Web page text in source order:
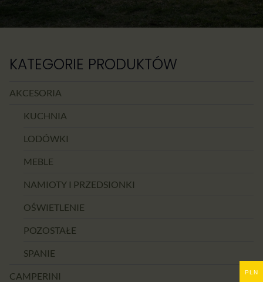
KATEGORIE PRODUKTÓW
AKCESORIA
KUCHNIA
LODÓWKI
MEBLE
NAMIOTY I PRZEDSIONKI
OŚWIETLENIE
POZOSTAŁE
SPANIE
CAMPERINI PLN